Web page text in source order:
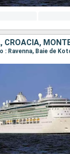
CROACIA,
: Ravenna, Baie de